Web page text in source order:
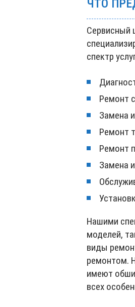
ЧТО
Сервисный
спектр
Ремонт
Замена
Ремонт
Ремонт
Замена
Нашими
моделей,
виды
ремонтом.
имеют
всех